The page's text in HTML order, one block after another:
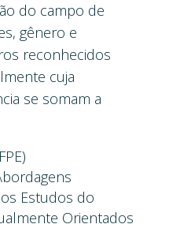
do campo de
gênero e
reconhecidos
cuja
se somam a
Estudos do
Orientados